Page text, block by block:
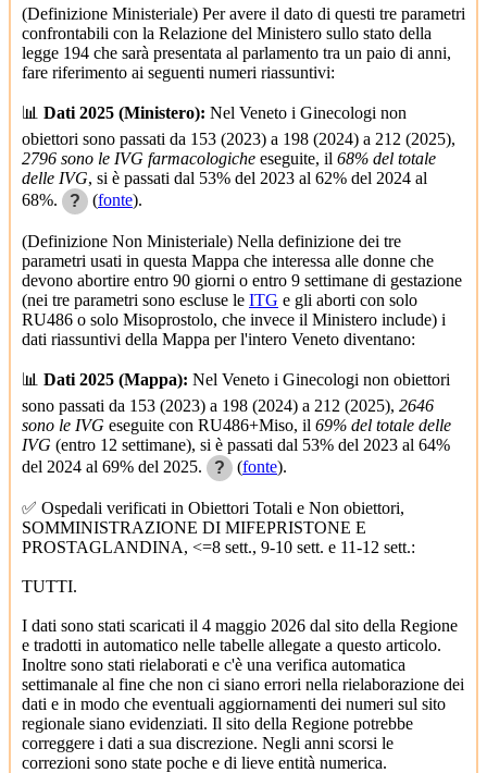
(Definizione Ministeriale) Per avere il dato di questi tre parametri
confrontabili con la Relazione del Ministero sullo stato della
legge 194 che sarà presentata al parlamento tra un paio di anni,
fare riferimento ai seguenti numeri riassuntivi:
📊 Dati 2025 (Ministero): Nel Veneto i Ginecologi non
obiettori sono passati da 153 (2023) a 198 (2024) a 212 (2025),
2796 sono le IVG farmacologiche eseguite, il 68% del totale
delle IVG, si è passati dal 53% del 2023 al 62% del 2024 al
68%.
? (fonte).
(Definizione Non Ministeriale) Nella definizione dei tre
parametri usati in questa Mappa che interessa alle donne che
devono abortire entro 90 giorni o entro 9 settimane di gestazione
(nei tre parametri sono escluse le ITG e gli aborti con solo
RU486 o solo Misoprostolo, che invece il Ministero include) i
dati riassuntivi della Mappa per l'intero Veneto diventano:
📊 Dati 2025 (Mappa): Nel Veneto i Ginecologi non obiettori
sono passati da 153 (2023) a 198 (2024) a 212 (2025), 2646
sono le IVG eseguite con RU486+Miso, il 69% del totale delle
IVG (entro 12 settimane), si è passati dal 53% del 2023 al 64%
del 2024 al 69% del 2025.
? (fonte).
✅ Ospedali verificati in Obiettori Totali e Non obiettori,
SOMMINISTRAZIONE DI MIFEPRISTONE E
PROSTAGLANDINA, <=8 sett., 9-10 sett. e 11-12 sett.:
TUTTI.
I dati sono stati scaricati il 4 maggio 2026 dal sito della Regione
e tradotti in automatico nelle tabelle allegate a questo articolo.
Inoltre sono stati rielaborati e c'è una verifica automatica
settimanale al fine che non ci siano errori nella rielaborazione dei
dati e in modo che eventuali aggiornamenti dei numeri sul sito
regionale siano evidenziati. Il sito della Regione potrebbe
correggere i dati a sua discrezione. Negli anni scorsi le
correzioni sono state poche e di lieve entità numerica.